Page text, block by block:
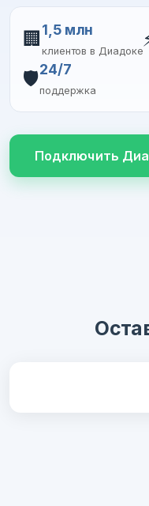
🏢 1,5 млн
клиентов в Диадоке
🛡️24/7
поддержка
Подключить